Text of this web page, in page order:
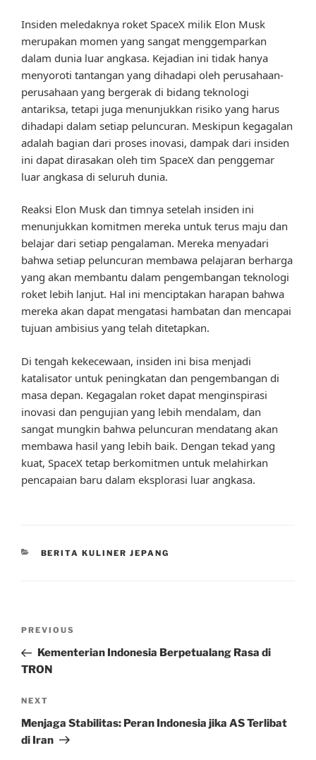
Insiden meledaknya roket SpaceX milik Elon Musk
merupakan momen yang sangat menggemparkan
dalam dunia luar angkasa. Kejadian ini tidak hanya
menyoroti tantangan yang dihadapi oleh perusahaan-
perusahaan yang bergerak di bidang teknologi
antariksa, tetapi juga menunjukkan risiko yang harus
dihadapi dalam setiap peluncuran. Meskipun kegagalan
adalah bagian dari proses inovasi, dampak dari insiden
ini dapat dirasakan oleh tim SpaceX dan penggemar
luar angkasa di seluruh dunia.
Reaksi Elon Musk dan timnya setelah insiden ini
menunjukkan komitmen mereka untuk terus maju dan
belajar dari setiap pengalaman. Mereka menyadari
bahwa setiap peluncuran membawa pelajaran berharga
yang akan membantu dalam pengembangan teknologi
roket lebih lanjut. Hal ini menciptakan harapan bahwa
mereka akan dapat mengatasi hambatan dan mencapai
tujuan ambisius yang telah ditetapkan.
Di tengah kekecewaan, insiden ini bisa menjadi
katalisator untuk peningkatan dan pengembangan di
masa depan. Kegagalan roket dapat menginspirasi
inovasi dan pengujian yang lebih mendalam, dan
sangat mungkin bahwa peluncuran mendatang akan
membawa hasil yang lebih baik. Dengan tekad yang
kuat, SpaceX tetap berkomitmen untuk melahirkan
pencapaian baru dalam eksplorasi luar angkasa.
CATEGORIES
BERITA KULINER JEPANG
Previous
Post
PREVIOUS
Kementerian Indonesia Berpetualang Rasa di
TRON
Next
Post
NEXT
Menjaga Stabilitas: Peran Indonesia jika AS Terlibat
di Iran